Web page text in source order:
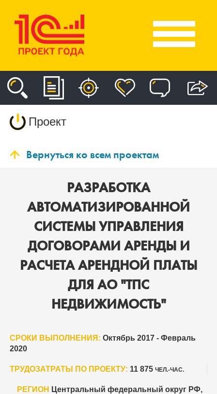
Проект
Вернуться ко всем проектам
РАЗРАБОТКА
АВТОМАТИЗИРОВАННОЙ
СИСТЕМЫ УПРАВЛЕНИЯ
ДОГОВОРАМИ АРЕНДЫ И
РАСЧЕТА АРЕНДНОЙ ПЛАТЫ
ДЛЯ АО "ТПС
НЕДВИЖИМОСТЬ"
СРОКИ ВЫПОЛНЕНИЯ: Октябрь 2017 - Февраль
2020
ТРУДОЗАТРАТЫ ПО ПРОЕКТУ: 11 875 ЧЕЛ.-ЧАС.
РЕГИОН Центральный федеральный округ РФ,